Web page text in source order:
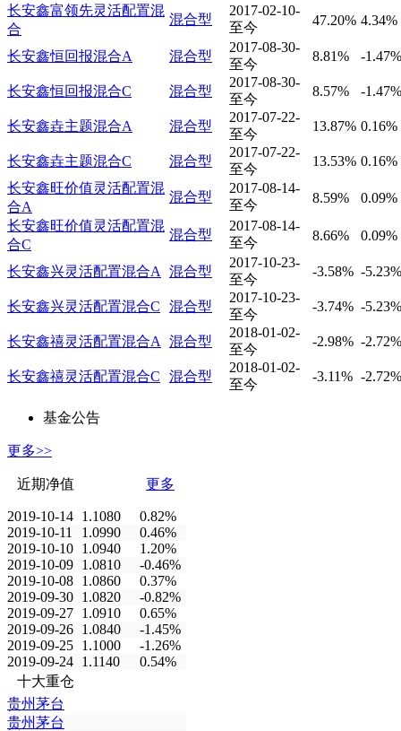
长安鑫富领先灵活配置混
合
混合型
2017-02-10-
至今
47.20% 4.34%
长安鑫恒回报混合A 混合型
2017-08-30-
至今
8.81% -1.47%
长安鑫恒回报混合C 混合型
2017-08-30-
至今
8.57% -1.47%
长安鑫垚主题混合A 混合型
2017-07-22-
至今
13.87% 0.16%
长安鑫垚主题混合C 混合型
2017-07-22-
至今
13.53% 0.16%
长安鑫旺价值灵活配置混
合A
混合型
2017-08-14-
至今
8.59%
0.09%
长安鑫旺价值灵活配置混
合C
混合型
2017-08-14-
至今
8.66% 0.09%
长安鑫兴灵活配置混合A 混合型
2017-10-23-
至今
-3.58% -5.23%
长安鑫兴灵活配置混合C 混合型
2017-10-23-
至今
-3.74% -5.23%
长安鑫禧灵活配置混合A 混合型
2018-01-02-
至今
-2.98% -2.72%
长安鑫禧灵活配置混合C 混合型
2018-01-02-
至今
-3.11% -2.72%
基金公告
更多>>
近期净值 更多
2019-10-14 1.1080
0.82%
2019-10-11
1.0990
0.46%
2019-10-10 1.0940
1.20%
2019-10-09 1.0810
-0.46%
2019-10-08 1.0860
0.37%
2019-09-30 1.0820
-0.82%
2019-09-27 1.0910
0.65%
2019-09-26 1.0840
-1.45%
2019-09-25 1.1000
-1.26%
2019-09-24 1.1140
0.54%
十大重仓
贵州茅台
贵州茅台